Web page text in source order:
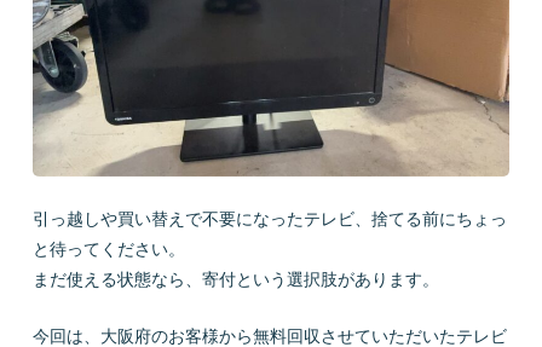
LINEで質問
引っ越しや買い替えで不要になったテレビ、捨てる前にちょっ
と待ってください。
まだ使える状態なら、寄付という選択肢があります。
今回は、大阪府のお客様から無料回収させていただいたテレビ